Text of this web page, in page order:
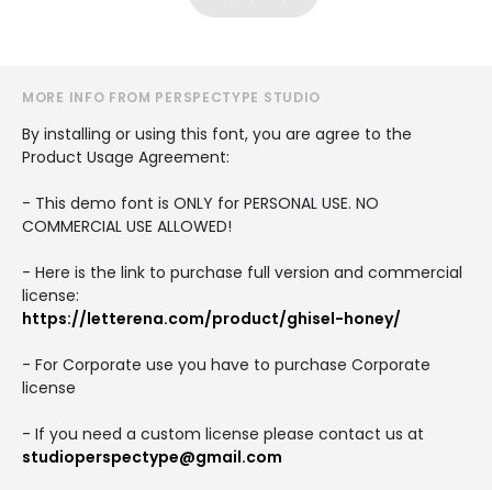
MORE INFO FROM PERSPECTYPE STUDIO
By installing or using this font, you are agree to the
Product Usage Agreement:
- This demo font is ONLY for PERSONAL USE. NO
COMMERCIAL USE ALLOWED!
- Here is the link to purchase full version and commercial
license:
https://letterena.com/product/ghisel-honey/
- For Corporate use you have to purchase Corporate
license
- If you need a custom license please contact us at
studioperspectype@gmail.com